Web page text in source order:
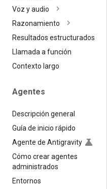
Voz y audio
Razonamiento
Resultados estructurados
Llamada a función
Contexto largo
Agentes
Descripción general
Guía de inicio rápido
Agente de Antigravity
Cómo crear agentes
administrados
Entornos